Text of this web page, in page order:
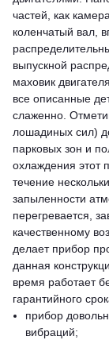
частей, как
коленчатый вал,
выпускной
маховик
все описанные
слаженно.
лошадиных сил)
парковых зон и
охлаждения этот
течение
запыленности
перегревается,
качественному
делает прибор
данная
время работает
гарантийного
прибор
вибраций;